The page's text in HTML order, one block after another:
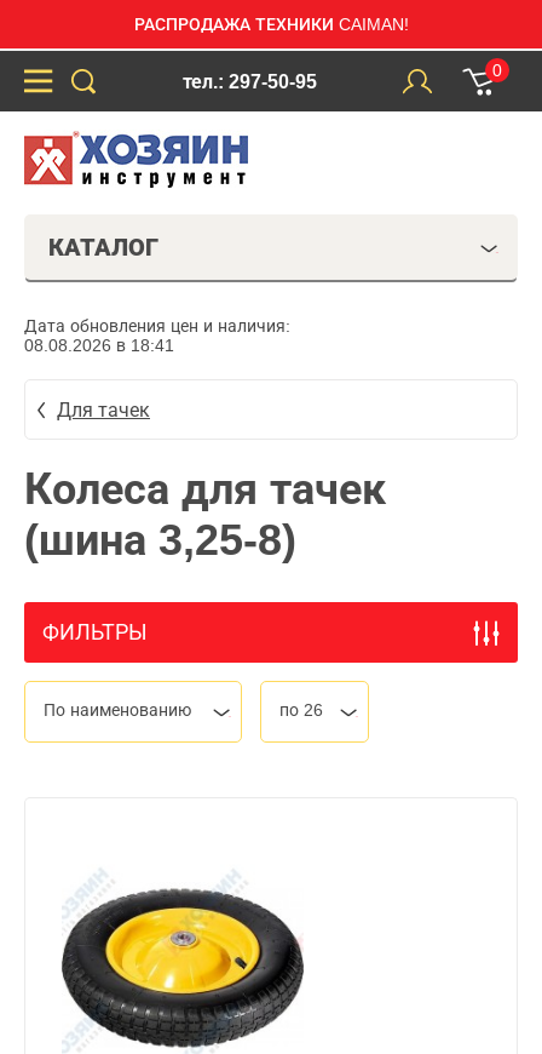
РАСПРОДАЖА ТЕХНИКИ CAIMAN!
тел.: 297-50-95
0
КАТАЛОГ
Дата обновления цен и наличия:
08.08.2026 в 18:41
Для тачек
Колеса для тачек
(шина 3,25-8)
ФИЛЬТРЫ
По наименованию по 26